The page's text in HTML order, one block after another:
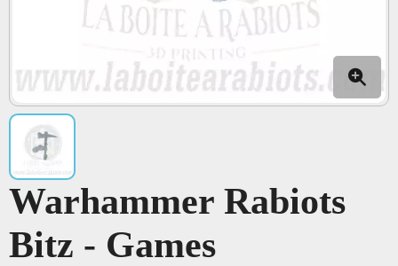
Warhammer Rabiots
Bitz - Games